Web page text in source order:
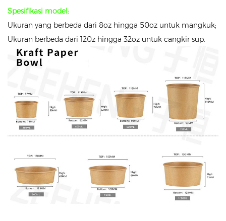
Spesifikasi model:
Ukuran yang berbeda dari 8oz hingga 50oz untuk mangkuk;
Ukuran berbeda dari 120z hingga 32oz untuk cangkir sup.